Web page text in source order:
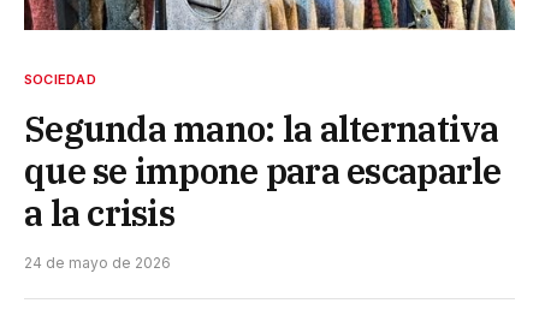
SOCIEDAD
Segunda mano: la alternativa
que se impone para escaparle
a la crisis
24 de mayo de 2026